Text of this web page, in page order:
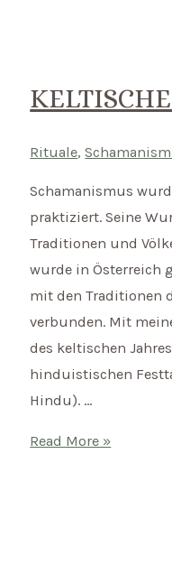
selbst
dein
Rituale,
Schamanismus
praktiziert. Seine
Traditionen und
wurde in Österreich
mit den Traditionen
verbunden. Mit
des keltischen
hinduistischen
Hindu). …
Keltischer
Read More »